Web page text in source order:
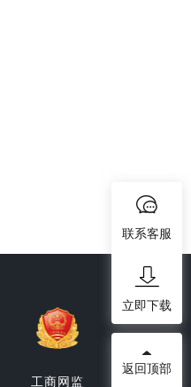
工商网监
联系客服
立即下载
返回顶部